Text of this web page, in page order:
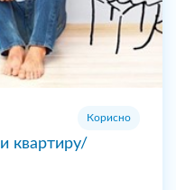
Корисно
квартиру/